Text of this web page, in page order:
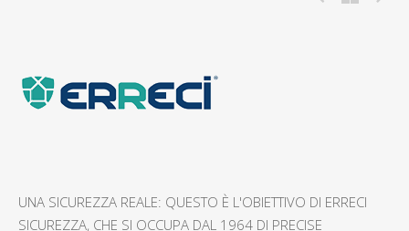
UNA SICUREZZA REALE: QUESTO È L'OBIETTIVO DI ERRECI
SICUREZZA, CHE SI OCCUPA DAL 1964 DI PRECISE